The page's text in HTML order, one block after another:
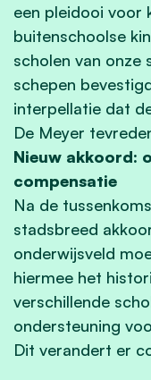
een pleidooi voor
buitenschoolse
scholen van onze
schepen
interpellatie dat
De Meyer
Nieuw akkoord:
compensatie
Na de
stadsbreed
onderwijsveld
hiermee het
verschillende
ondersteuning
Dit verandert er